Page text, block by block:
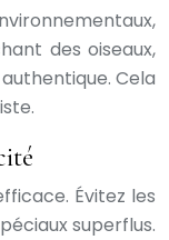
des oiseaux,
Cela
Évitez les
superflus.